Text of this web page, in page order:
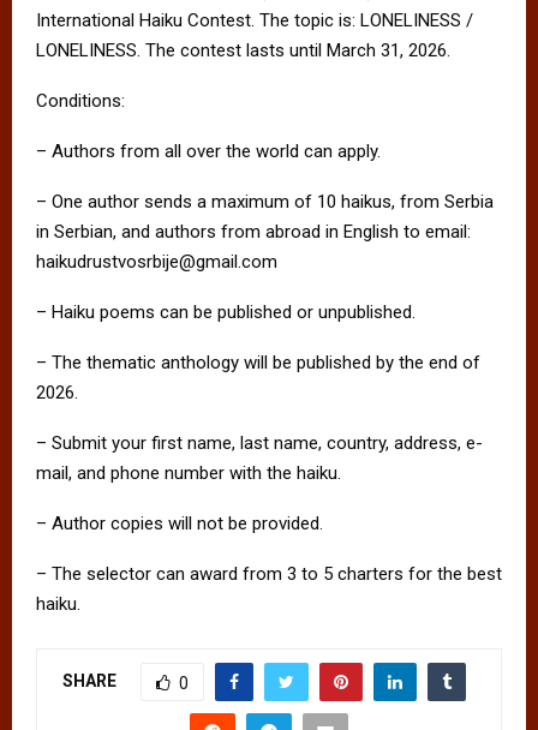
International Haiku Contest. The topic is: LONELINESS /
LONELINESS. The contest lasts until March 31, 2026.
Conditions:
– Authors from all over the world can apply.
– One author sends a maximum of 10 haikus, from Serbia
in Serbian, and authors from abroad in English to email:
haikudrustvosrbije@gmail.com
– Haiku poems can be published or unpublished.
– The thematic anthology will be published by the end of
2026.
– Submit your first name, last name, country, address, e-
mail, and phone number with the haiku.
– Author copies will not be provided.
– The selector can award from 3 to 5 charters for the best
haiku.
SHARE 0